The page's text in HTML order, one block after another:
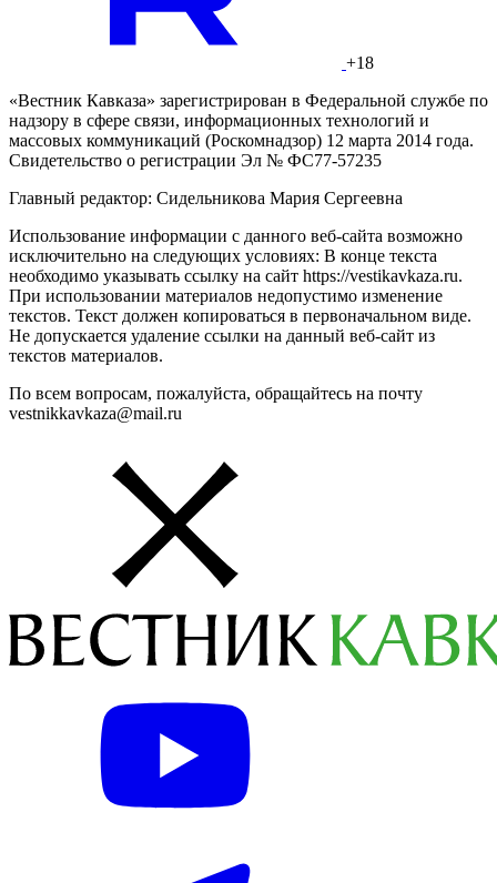
+18
«Вестник Кавказа» зарегистрирован в Федеральной службе по
надзору в сфере связи, информационных технологий и
массовых коммуникаций (Роскомнадзор) 12 марта 2014 года.
Свидетельство о регистрации Эл № ФС77-57235
Главный редактор: Сидельникова Мария Сергеевна
Использование информации с данного веб-сайта возможно
исключительно на следующих условиях: В конце текста
необходимо указывать ссылку на сайт https://vestikavkaza.ru.
При использовании материалов недопустимо изменение
текстов. Текст должен копироваться в первоначальном виде.
Не допускается удаление ссылки на данный веб-сайт из
текстов материалов.
По всем вопросам, пожалуйста, обращайтесь на почту
vestnikkavkaza@mail.ru